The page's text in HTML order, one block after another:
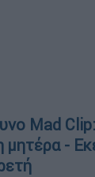
Mad Clip:
-